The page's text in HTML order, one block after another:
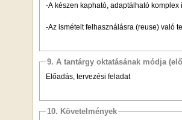
-A készen kapható, adaptálható
-Az ismételt felhasználásra (reuse) való
9. A tantárgy oktatásának módja
Előadás, tervezési feladat
10. Követelmények